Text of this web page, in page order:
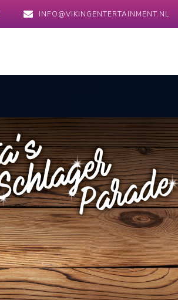
INFO@VIKINGENTERTAINMENT.NL